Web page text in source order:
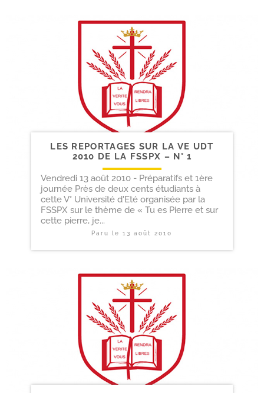
LES REPORTAGES SUR LA VE UDT
2010 DE LA FSSPX – N° 1
Vendredi 13 août 2010 - Préparatifs et 1ère
journée Près de deux cents étudiants à
cette V° Université d'Eté organisée par la
FSSPX sur le thème de « Tu es Pierre et sur
cette pierre, je...
Paru le13 août 2010